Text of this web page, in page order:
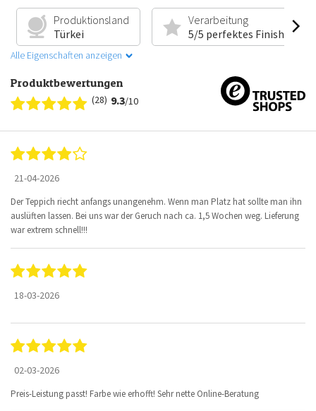
Produktionsland
Türkei
Verarbeitung
5/5 perfektes Finish
Alle Eigenschaften anzeigen
Produktbewertungen
(28) 9.3/10
21-04-2026
Der Teppich riecht anfangs unangenehm. Wenn man Platz hat sollte man ihn
auslüften lassen. Bei uns war der Geruch nach ca. 1,5 Wochen weg. Lieferung
war extrem schnell!!!
18-03-2026
02-03-2026
Preis-Leistung passt! Farbe wie erhofft! Sehr nette Online-Beratung